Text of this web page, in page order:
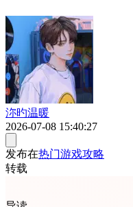
沵旳温暖
2026-07-08 15:40:27
发布在热门游戏攻略
转载